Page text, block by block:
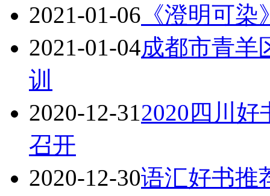
2021-01-06 《澄明可
2021-01-04成都市青羊
训
2020-12-312020四川好
召开
2020-12-30语汇好书推